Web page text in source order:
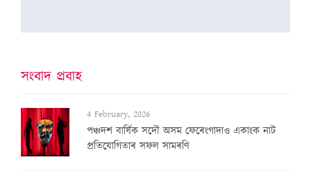
সংবাদ প্ৰবাহ
4 February, 2026
পঞ্চদশ বার্ষিক সদৌ অসম ফেৰেংগাদাও একাংক নাট
প্রতিযোগিতাৰ সফল সামৰণি